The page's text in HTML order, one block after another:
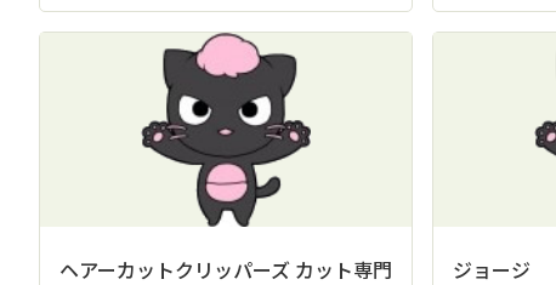
ヘアーカットクリッパーズ カット専門
ジョージ